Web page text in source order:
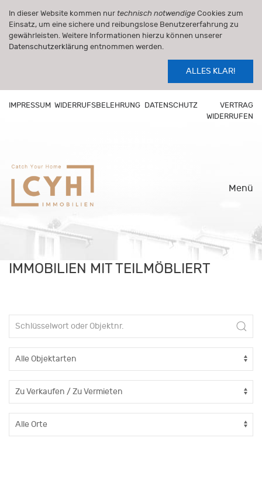
In dieser Website kommen nur technisch notwendige Cookies zum
Einsatz, um eine sichere und reibungslose Benutzererfahrung zu
gewährleisten. Weitere Informationen hierzu können unserer
Datenschutzerklärung entnommen werden.
ALLES KLAR!
IMPRESSUM WIDERRUFSBELEHRUNG DATENSCHUTZ
VERTRAG
WIDERRUFEN
Menü
IMMOBILIEN MIT TEILMÖBLIERT